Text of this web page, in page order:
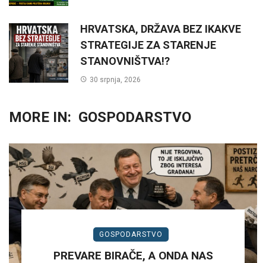
HRVATSKA, DRŽAVA BEZ IKAKVE
STRATEGIJE ZA STARENJE
STANOVNIŠTVA!?
30 srpnja, 2026
MORE IN: GOSPODARSTVO
GOSPODARSTVO
PREVARE BIRAČE, A ONDA NAS